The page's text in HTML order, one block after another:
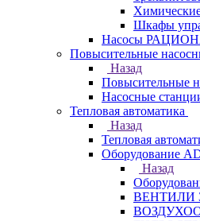
Шкафы
Насосы
Повысительные
Назад
Повысительные
Насосные
Тепловая автоматика
Назад
Тепловая
Оборудование
Назад
ВЕНТИЛИ